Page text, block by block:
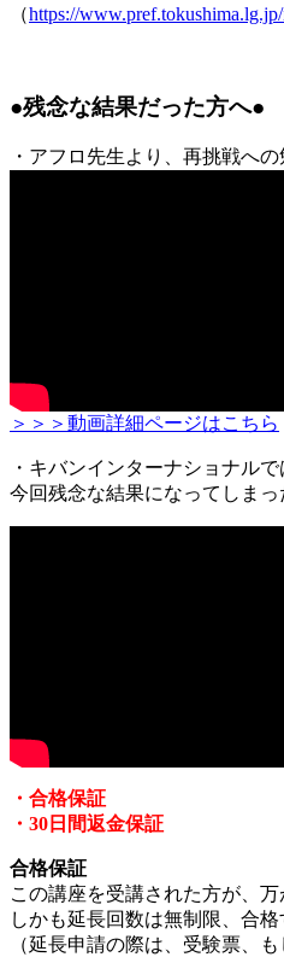
（https://
●残念な結果だった方へ●
・アフロ先生より、再挑戦へ
＞＞＞動画詳細ページはこちら
・キバンインターナショナル
今回残念な結果になってしまっ
・合格保証
・30日間返金保証
合格保証
この講座を受講された方が、
しかも延長回数は無制限、合
（延長申請の際は、受験票、